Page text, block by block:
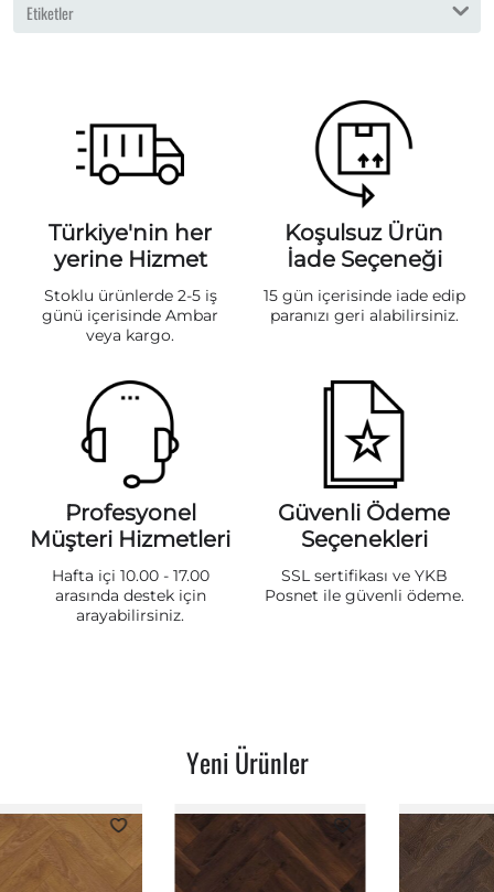
Etiketler
Türkiye'nin her
yerine Hizmet
Stoklu ürünlerde 2-5 iş
günü içerisinde Ambar
veya kargo.
Koşulsuz Ürün
İade Seçeneği
15 gün içerisinde iade edip
paranızı geri alabilirsiniz.
Profesyonel
Müşteri Hizmetleri
Hafta içi 10.00 - 17.00
arasında destek için
arayabilirsiniz.
Güvenli Ödeme
Seçenekleri
SSL sertifikası ve YKB
Posnet ile güvenli ödeme.
Yeni Ürünler